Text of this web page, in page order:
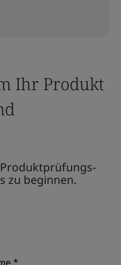
Ihr Produkt
Produktprüfungs-
zu beginnen.